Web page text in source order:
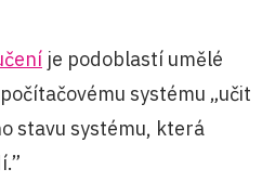
je podoblastí umělé
systému „učit
stavu systému, která